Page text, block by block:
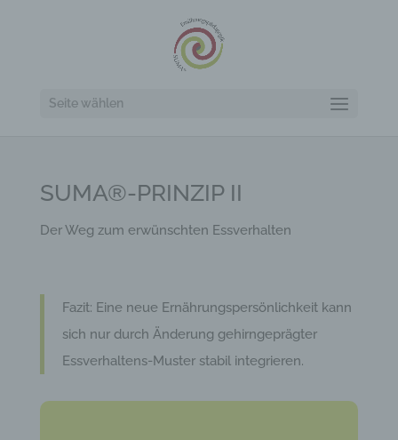
Seite wählen
SUMA®-PRINZIP II
Der Weg zum erwünschten Essverhalten
Fazit: Eine neue Ernährungspersönlichkeit kann
sich nur durch Änderung gehirngeprägter
Essverhaltens-Muster stabil integrieren.